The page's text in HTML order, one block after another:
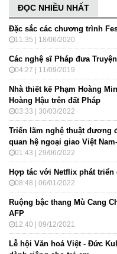
ĐỌC NHIỀU NHẤT
Đặc sắc các chương trình
11:35 | 18/06/2020
Các nghệ sĩ Pháp đưa
04:27 | 11/09/2019
Nhà thiết kế Phạm Hoàng
Hoàng Hậu trên đất Pháp
03:33 | 30/03/2022
Triển lãm nghệ thuật đương
quan hệ ngoại giao Việt
01:43 | 29/06/2022
Hợp tác với Netflix phát
08:48 | 06/01/2022
Ruộng bậc thang Mù Cang
AFP
12:40 | 09/12/2021
Lễ hội Văn hoá Việt - Đức